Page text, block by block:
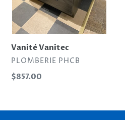
Vanité Vanitec
DISTRIBUTEUR
PLOMBERIE PHCB
Prix
$857.00